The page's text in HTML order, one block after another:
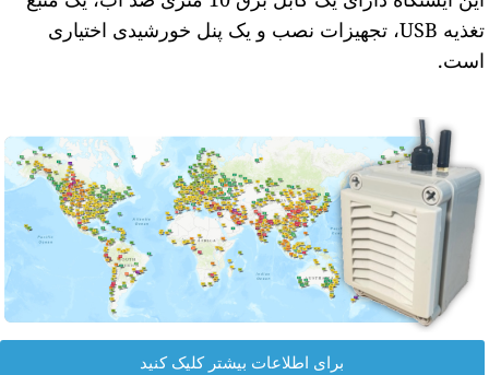
تغذیه USB، تجهیزات نصب و یک پنل خورشیدی اختیاری
است.
برای اطلاعات بیشتر کلیک کنید